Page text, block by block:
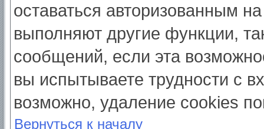
оставаться авторизованным
выполняют другие функции,
сообщений, если эта
вы испытываете трудности с
возможно, удаление cookies
Вернуться к началу